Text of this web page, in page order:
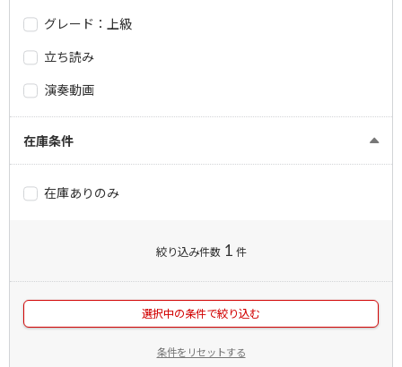
グレード：上級
立ち読み
演奏動画
在庫条件
在庫ありのみ
絞り込み件数 1 件
選択中の条件で絞り込む
条件をリセットする